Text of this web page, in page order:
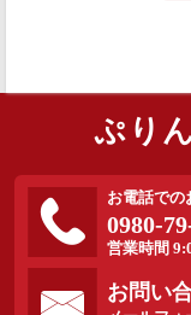
ぷり
お電話での
0980-
営業時間
お問い